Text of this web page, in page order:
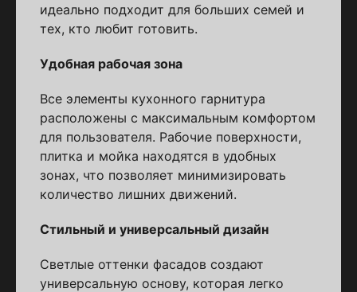
идеально подходит для больших семей и
тех, кто любит готовить.
Удобная рабочая зона
Все элементы кухонного гарнитура
расположены с максимальным комфортом
для пользователя. Рабочие поверхности,
плитка и мойка находятся в удобных
зонах, что позволяет минимизировать
количество лишних движений.
Стильный и универсальный дизайн
Светлые оттенки фасадов создают
универсальную основу, которая легко